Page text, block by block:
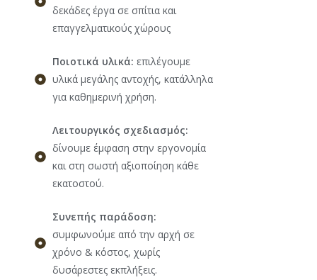
δεκάδες έργα σε σπίτια και
επαγγελματικούς χώρους
Ποιοτικά υλικά: επιλέγουμε
υλικά μεγάλης αντοχής, κατάλληλα
για καθημερινή χρήση.
Λειτουργικός σχεδιασμός:
δίνουμε έμφαση στην εργονομία
και στη σωστή αξιοποίηση κάθε
εκατοστού.
Συνεπής παράδοση:
συμφωνούμε από την αρχή σε
χρόνο & κόστος, χωρίς
δυσάρεστες εκπλήξεις.